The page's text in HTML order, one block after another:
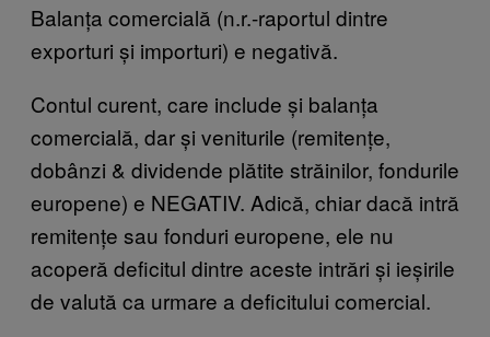
Balanța comercială (n.r.-raportul dintre
exporturi și importuri) e negativă.
Contul curent, care include și balanța
comercială, dar și veniturile (remitențe,
dobânzi & dividende plătite străinilor, fondurile
europene) e NEGATIV. Adică, chiar dacă intră
remitențe sau fonduri europene, ele nu
acoperă deficitul dintre aceste intrări și ieșirile
de valută ca urmare a deficitului comercial.